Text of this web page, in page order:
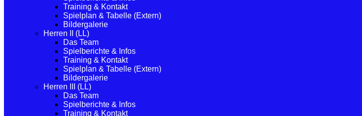
Training & Kontakt
Spielplan & Tabelle (Extern)
Bildergalerie
Herren II (LL)
Das Team
Spielberichte & Infos
Training & Kontakt
Spielplan & Tabelle (Extern)
Bildergalerie
Herren III (LL)
Das Team
Spielberichte & Infos
Training & Kontakt